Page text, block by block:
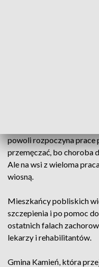
powoli rozpoczyna prace
przemęczać, bo choroba
Ale na wsi z wieloma
wiosną.
Mieszkańcy pobliskich
szczepienia i po pomoc
ostatnich falach
lekarzy i rehabilitantów.
Gmina Kamień, która